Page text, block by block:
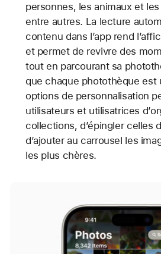
personnes, les animaux et
entre autres. La lecture
contenu dans l’app rend
et permet de revivre des
tout en parcourant sa
que chaque photothèque est
options de personnalisation
utilisateurs et utilisatrices
collections, d’épingler celles
d’ajouter au carrousel les
les plus chères.